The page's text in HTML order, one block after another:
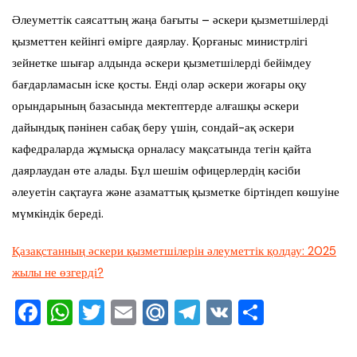
Әлеуметтік саясаттың жаңа бағыты – әскери қызметшілерді
қызметтен кейінгі өмірге даярлау. Қорғаныс министрлігі
зейнетке шығар алдында әскери қызметшілерді бейімдеу
бағдарламасын іске қосты. Енді олар әскери жоғары оқу
орындарының базасында мектептерде алғашқы әскери
дайындық пәнінен сабақ беру үшін, сондай-ақ әскери
кафедраларда жұмысқа орналасу мақсатында тегін қайта
даярлаудан өте алады. Бұл шешім офицерлердің кәсіби
әлеуетін сақтауға және азаматтық қызметке біртіндеп көшуіне
мүмкіндік береді.
Қазақстанның әскери қызметшілерін әлеуметтік қолдау: 2025
жылы не өзгерді?
F W T E M T V